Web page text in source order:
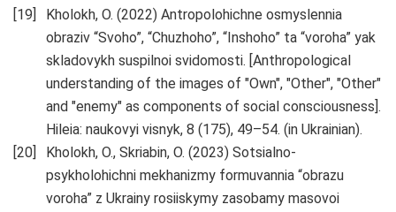
Kholokh, O. (2022) Antropolohichne osmyslennia
obraziv “Svoho”, “Chuzhoho”, “Inshoho” ta “voroha” yak
skladovykh suspilnoi svidomosti. [Anthropological
understanding of the images of "Own", "Other", "Other"
and "enemy" as components of social consciousness].
Hileia: naukovyi visnyk, 8 (175), 49–54. (in Ukrainian).
Kholokh, O., Skriabin, O. (2023) Sotsialno-
psykholohichni mekhanizmy formuvannia “obrazu
voroha” z Ukrainy rosiiskymy zasobamy masovoi